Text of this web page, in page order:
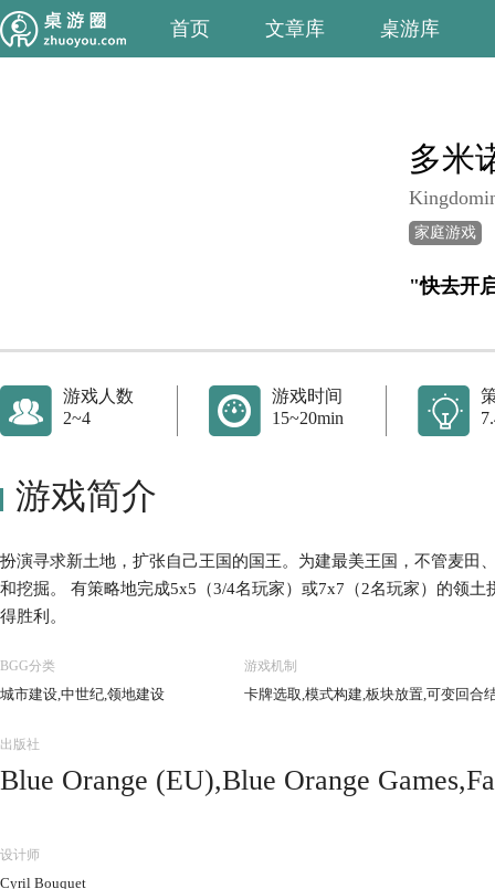
首页 文章库 桌游库
多米
家庭游戏
"快去开
游戏人数
2~4
游戏时间
15~20min
游戏简介
扮演寻求新土地，扩张自己王国的国王。为建最美王国，不管麦田
和挖掘。 有策略地完成5x5（3/4名玩家）或7x7（2名玩家）的领
得胜利。
BGG分类
城市建设,中世纪,领地建设
游戏机制
卡牌选取,模式构建,板块放置,可变回合
出版社
Blue Orange (EU),Blue Orange
ab,Kaissa Chess &
设计师
Cyril Bouquet